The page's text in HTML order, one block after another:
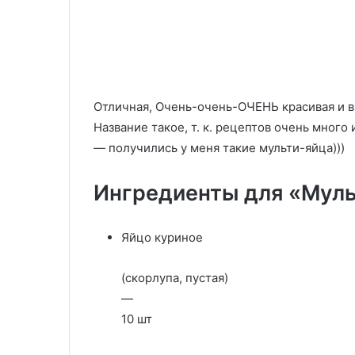
Отличная, Очень-очень-ОЧЕНЬ красивая и
Название такое, т. к. рецептов очень
— получились у меня такие мульти-яйца)))
Ингредиенты для
Яйцо куриное
(скорлупа, пустая)
—
10 шт
и
испортить
плиту
3 кухонных
убежать и